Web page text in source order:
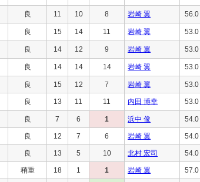
良 11 10 8 岩崎 翼 56.0
良 15 14 11 岩崎 翼 53.0
良 14 12 9 岩崎 翼 53.0
良 14 14 14 岩崎 翼 53.0
良 15 12 7 岩崎 翼 53.0
良 13 11 11 内田 博幸 53.0
良 7 6 1 浜中 俊 54.0
良 12 7 6 岩崎 翼 54.0
良 13 5 10 北村 宏司 54.0
稍重 18 1 1 岩崎 翼 57.0